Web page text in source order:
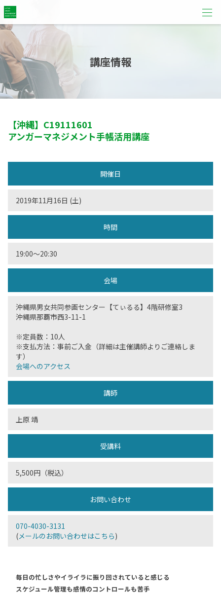
講座情報
【沖縄】 C19111601
アンガーマネジメント手帳活用講座
開催日
2019年11月16日 (土)
時間
19:00〜20:30
会場
沖縄県男女共同参画センター【てぃるる】4階研修室3
沖縄県那覇市西3-11-1
※定員数：10人
※支払方法：事前ご入金（詳細は主催講師よりご連絡しま
す）
会場へのアクセス
講師
上原 靖
受講料
5,500円（税込）
お問い合わせ
070-4030-3131
(メールのお問い合わせはこちら)
毎日の忙しさやイライラに振り回されていると感じる
スケジュール管理も感情のコントロールも苦手